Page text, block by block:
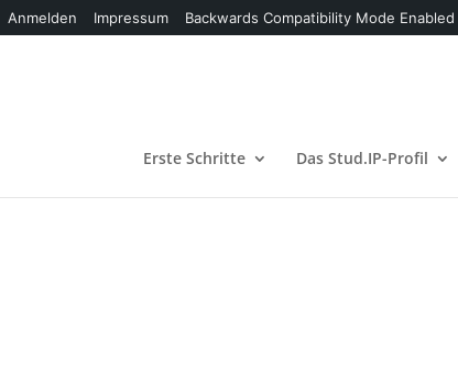
Anmelden Impressum Backwards Compatibility Mode Enabled
Erste Schritte Das Stud.IP-Profil